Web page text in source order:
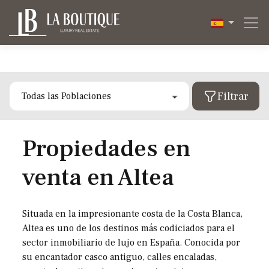
Todas
Alcalalí
Altea
Benitachell
Calpe
Filtrar
Tipo de propiedad
Apartamento
Ático
Casa de pueblo
Chalet/Villa
Costa Blanca
Valencia
MostrarPropiedades
Todas
Altea
Benidoleig
Precio
Desde
Habitaciones
Todas
Mas Filtros
Propiedades en
venta en Altea
Situada en la impresionante costa de la Costa Blanca,
Altea es uno de los destinos más codiciados para el
sector inmobiliario de lujo en España. Conocida por
su encantador casco antiguo, calles encaladas,